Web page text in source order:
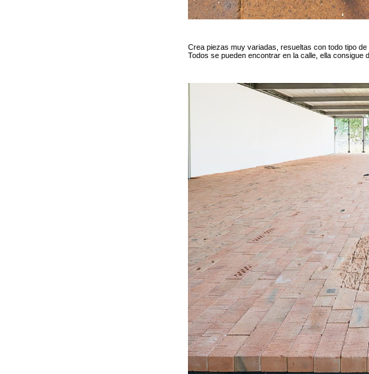
Crea piezas muy variadas, resueltas con todo tipo
Todos se pueden encontrar en la calle, ella consigue